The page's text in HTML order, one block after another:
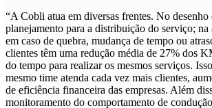
“A Cobli atua em diversas frentes. No
planejamento para a distribuição do serviço; na
em caso de quebra, mudança de tempo ou
clientes têm uma redução média de 27% dos
do tempo para realizar os mesmos serviços.
mesmo time atenda cada vez mais clientes,
de eficiência financeira das empresas. Além
monitoramento do comportamento de